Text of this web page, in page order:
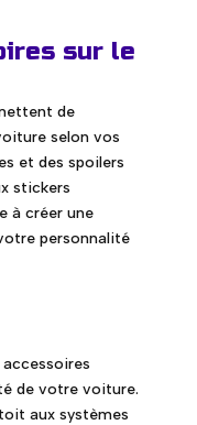
sur le
de
selon vos
et des spoilers
stickers
à créer une
personnalité
accessoires
de votre voiture.
aux systèmes